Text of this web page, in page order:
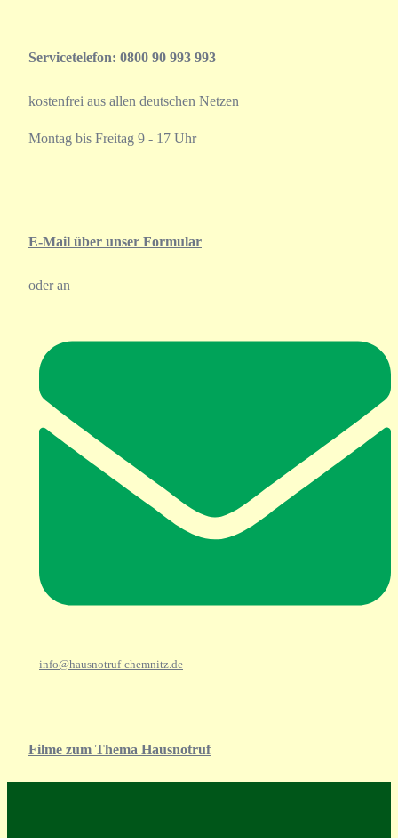
Servicetelefon: 0800 90 993 993
kostenfrei aus allen deutschen Netzen
Montag bis Freitag 9 - 17 Uhr
E-Mail über unser Formular
oder an
info@hausnotruf-chemnitz.de
Filme zum Thema Hausnotruf